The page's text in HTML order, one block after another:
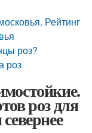
Рейтинг
роз?
роз
роз для